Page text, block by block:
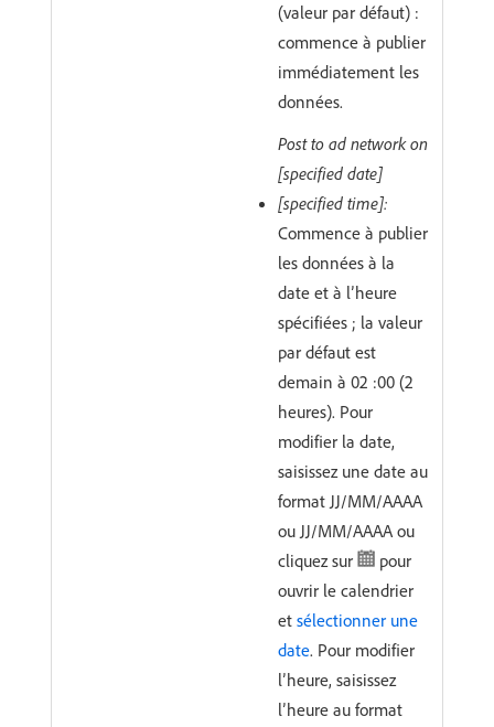
(valeur par défaut) :
commence à publier
immédiatement les
données.
Post to ad network on
[specified date]
[specified time]:
Commence à publier
les données à la
date et à l’heure
spécifiées ; la valeur
par défaut est
demain à 02 :00 (2
heures). Pour
modifier la date,
saisissez une date au
format JJ/MM/AAAA
ou JJ/MM/AAAA ou
cliquez sur
pour
ouvrir le calendrier
et sélectionner une
date. Pour modifier
l’heure, saisissez
l’heure au format